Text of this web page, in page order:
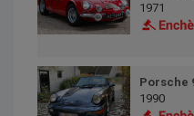
1971
Porsche
1990